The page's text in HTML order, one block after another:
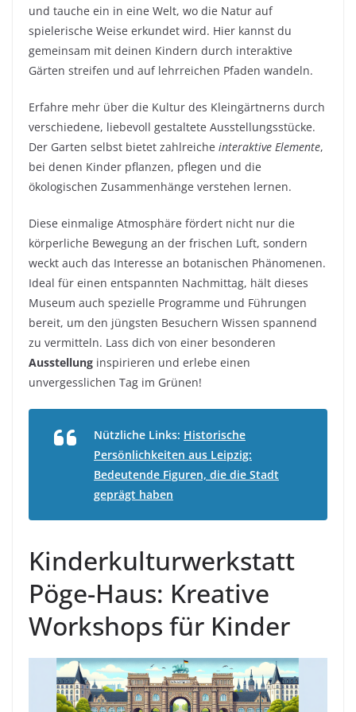
und tauche ein in eine Welt, wo die Natur auf
spielerische Weise erkundet wird. Hier kannst du
gemeinsam mit deinen Kindern durch interaktive
Gärten streifen und auf lehrreichen Pfaden wandeln.
Erfahre mehr über die Kultur des Kleingärtnerns durch
verschiedene, liebevoll gestaltete Ausstellungsstücke.
Der Garten selbst bietet zahlreiche interaktive Elemente,
bei denen Kinder pflanzen, pflegen und die
ökologischen Zusammenhänge verstehen lernen.
Diese einmalige Atmosphäre fördert nicht nur die
körperliche Bewegung an der frischen Luft, sondern
weckt auch das Interesse an botanischen Phänomenen.
Ideal für einen entspannten Nachmittag, hält dieses
Museum auch spezielle Programme und Führungen
bereit, um den jüngsten Besuchern Wissen spannend
zu vermitteln. Lass dich von einer besonderen
Ausstellung inspirieren und erlebe einen
unvergesslichen Tag im Grünen!
Nützliche Links: Historische
Persönlichkeiten aus Leipzig:
Bedeutende Figuren, die die Stadt
geprägt haben
Kinderkulturwerkstatt
Pöge-Haus: Kreative
Workshops für Kinder